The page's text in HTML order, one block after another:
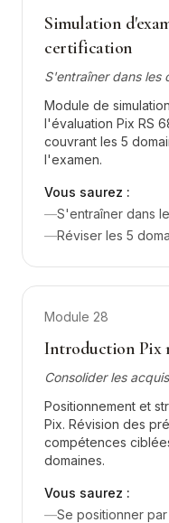
Simulation
certification
S'entraîner dans les
Module de
l'évaluation Pix RS
couvrant les 5
l'examen.
Vous saurez :
—S'entraîner dans
—Réviser les 5
Module 28
Introduction Pix
Consolider les
Positionnement et
Pix. Révision des
compétences
domaines.
Vous saurez :
—Se positionner